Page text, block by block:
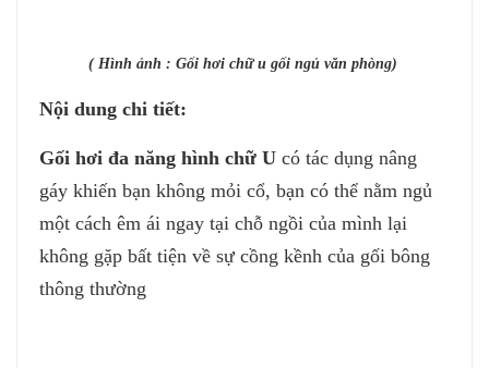
( Hình ảnh : Gối hơi chữ u gối ngủ văn phòng)
Nội dung chi tiết:
Gối hơi đa năng hình chữ U có tác dụng nâng
gáy khiến bạn không mỏi cổ, bạn có thể nằm ngủ
một cách êm ái ngay tại chỗ ngồi của mình lại
không gặp bất tiện về sự cồng kềnh của gối bông
thông thường